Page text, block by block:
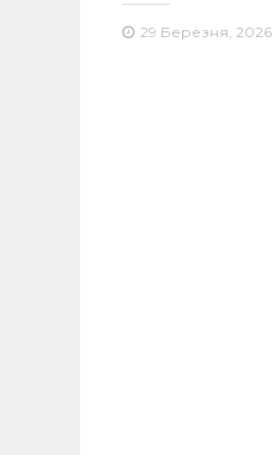
29 Березня, 2026